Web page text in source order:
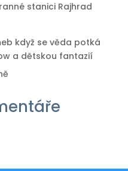
stanici Rajhrad
když se věda potká
a dětskou fantazií